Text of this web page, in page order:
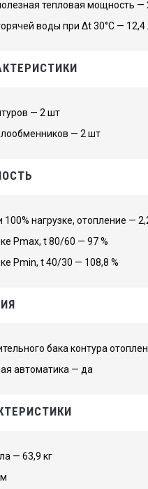
тепловая мощность —
воды при Δt 30°C —
— 2 шт
— 2 шт
100% нагрузке, отопление —
Pmax, t 80/60 — 97 %
Pmin, t 40/30 — 108,8 %
бака контура
автоматика — да
— 63,9 кг